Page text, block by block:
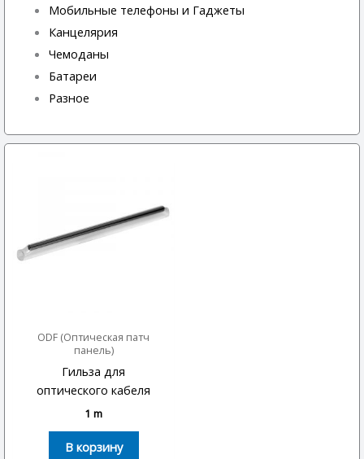
Мобильные телефоны и Гаджеты
Канцелярия
Чемоданы
Батареи
Разное
ODF (Оптическая патч
панель)
Гильза для
оптического кабеля
1 m
В корзину